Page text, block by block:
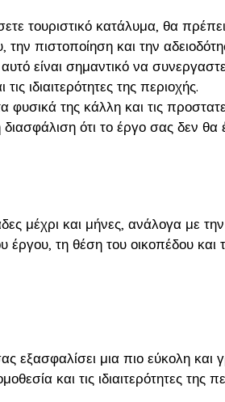
τουριστικό κατάλυμα, θα
την πιστοποίηση και την
είναι σημαντικό να
ιδιαιτερότητες της περιοχής.
φυσικά της κάλλη και τις
ότι το έργο σας δεν θα
μέχρι και μήνες, ανάλογα με
τη θέση του οικοπέδου και
εξασφαλίσει μια πιο εύκολη και
και τις ιδιαιτερότητες της